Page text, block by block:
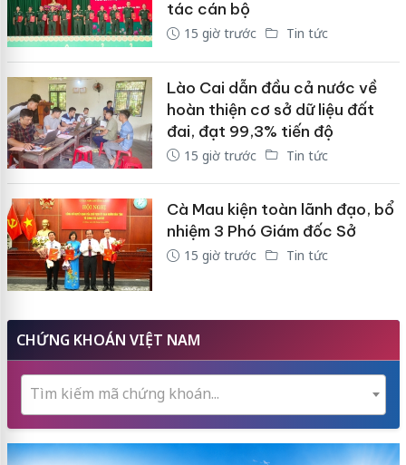
tác cán bộ
15 giờ trước Tin tức
Lào Cai dẫn đầu cả nước về
hoàn thiện cơ sở dữ liệu đất
đai, đạt 99,3% tiến độ
15 giờ trước Tin tức
Cà Mau kiện toàn lãnh đạo, bổ
nhiệm 3 Phó Giám đốc Sở
15 giờ trước Tin tức
CHỨNG KHOÁN VIỆT NAM
Tìm kiếm mã chứng khoán...